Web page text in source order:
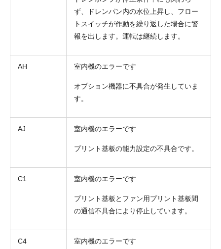
ず、ドレンパン内の水位上昇し、フロー
トスイッチが作動を繰り返した場合に警
報を出します。運転は継続します。
AH 室内機のエラーです
オプション機器に不具合が発生していま
す。
AJ 室内機のエラーです
プリント基板の能力設定の不具合です。
C1 室内機のエラーです
プリント基板とファン用プリント基板間
の通信不具合により停止しています。
C4 室内機のエラーです
メールアドレス
お問合せ内容 工事お見積り依頼